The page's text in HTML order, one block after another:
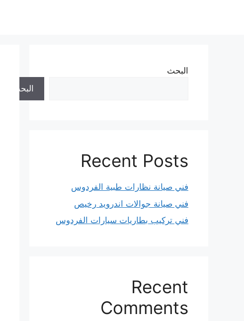
البحث
البحث
Recent Posts
فني صيانة نظارات طبية الفردوس
فني صيانة جوالات اندرويد رخيص
فني تركيب بطاريات سيارات الفردوس
Recent
Comments